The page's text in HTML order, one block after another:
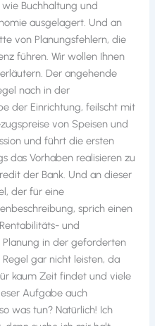
Buchhaltung und
ausgelagert. Und an
von Planungsfehlern, die
führen. Wir wollen Ihnen
Der angehende
nach in der
der Einrichtung, feilscht mit
von Speisen und
und führt die ersten
das Vorhaben realisieren zu
der Bank. Und an dieser
der für eine
sprich einen
und
in der geforderten
gar nicht leisten, da
kaum Zeit findet und viele
Aufgabe auch
was tun? Natürlich! Ich